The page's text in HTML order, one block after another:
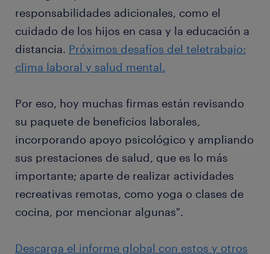
responsabilidades adicionales, como el
cuidado de los hijos en casa y la educación a
distancia. Próximos desafíos del teletrabajo:
clima laboral y salud mental.
Por eso, hoy muchas firmas están revisando
su paquete de beneficios laborales,
incorporando apoyo psicológico y ampliando
sus prestaciones de salud, que es lo más
importante; aparte de realizar actividades
recreativas remotas, como yoga o clases de
cocina, por mencionar algunas".
Descarga el informe global con estos y otros